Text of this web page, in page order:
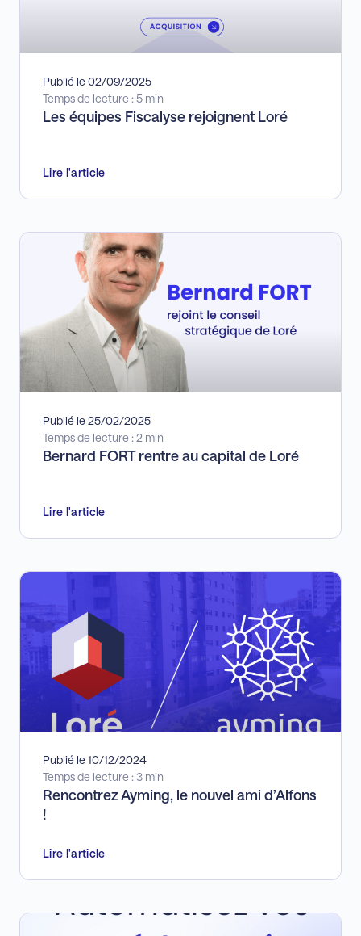
Publié le 02/09/2025
Temps de lecture : 5 min
Les équipes Fiscalyse rejoignent Loré
Lire l'article
Publié le 25/02/2025
Temps de lecture : 2 min
Bernard FORT rentre au capital de Loré
Lire l'article
Publié le 10/12/2024
Temps de lecture : 3 min
Rencontrez Ayming, le nouvel ami d’Alfons
!
Lire l'article